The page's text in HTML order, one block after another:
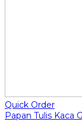
Quick Order
Papan Tulis Kaca